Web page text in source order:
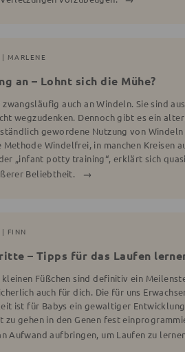
MARLENE
an – Lohnt sich die Mühe?
auch an Windeln. Sie sind
wegzudenken. Dennoch gibt es ein
gewordene Nutzung von Windeln
Windelfrei, in manchen Kreisen
„infant potty training“, erklärt sich
Beliebtheit.
FINN
– Tipps für das Laufen
Füßchen sind definitiv ein
auch für dich. Die für uns
ist für Babys ein gewaltiger
zu gehen in den Genen fest
Aufwand aufbringen, um Laufen zu